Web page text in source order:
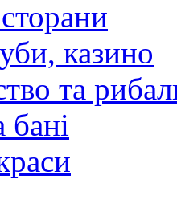
казино
та
бані